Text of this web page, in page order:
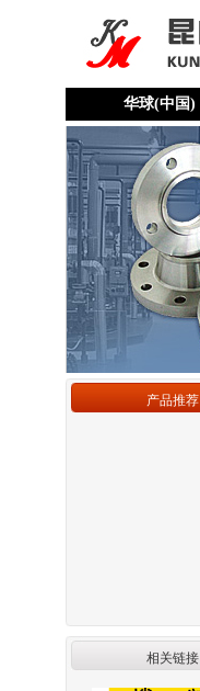
华球(中国)
产品推荐
相关链接